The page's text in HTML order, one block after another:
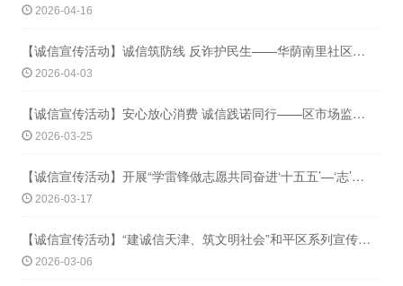
2026-04-16
【诚信宣传活动】诚信筑防线 反诈护民生——华荫南里社区联合和平区检察院开展诚信宣
2026-04-03
【诚信宣传活动】安心放心消费 诚信践诺同行——区市场监管局开展诚信宣传活动
2026-03-25
【诚信宣传活动】开展“学雷锋做志愿共同奋进‘十五五’—‘志’汇津湾共赴新程”学雷
2026-03-17
【诚信宣传活动】“建诚信天津、筑文明社会”和平区系列宣传教育活动
2026-03-06